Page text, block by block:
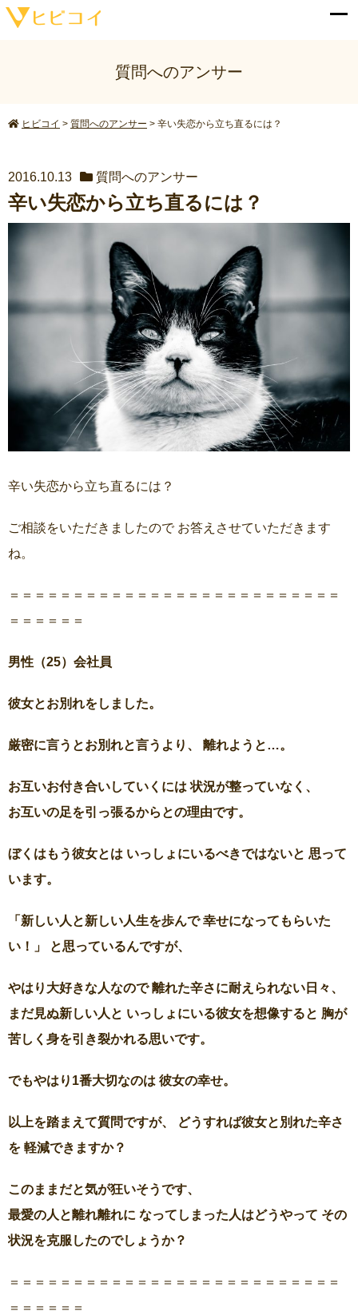
質問へのアンサー
ヒビコイ > 質問へのアンサー > 辛い失恋から立ち直るには？
2016.10.13 質問へのアンサー
辛い失恋から立ち直るには？
辛い失恋から立ち直るには？
ご相談をいただきましたので お答えさせていただきます
ね。
＝＝＝＝＝＝＝＝＝＝＝＝＝＝＝＝＝＝＝＝＝＝＝＝＝＝
＝＝＝＝＝＝
男性（25） 会社員
彼女とお別れをしました。
厳密に言うとお別れと言うより、 離れようと…。
お互いお付き合いしていくには 状況が整っていなく、
お互いの足を引っ張るからとの理由です。
ぼくはもう彼女とは いっしょにいるべきではないと 思って
います。
「新しい人と新しい人生を歩んで 幸せになってもらいた
い！」 と思っているんですが、
やはり大好きな人なので 離れた辛さに耐えられない日々、
まだ見ぬ新しい人と いっしょにいる彼女を想像すると 胸が
苦しく身を引き裂かれる思いです。
でもやはり1番大切なのは 彼女の幸せ。
以上を踏まえて質問ですが、 どうすれば彼女と別れた辛さ
を 軽減できますか？
このままだと気が狂いそうです、
最愛の人と離れ離れに なってしまった人はどうやって その
状況を克服したのでしょうか？
＝＝＝＝＝＝＝＝＝＝＝＝＝＝＝＝＝＝＝＝＝＝＝＝＝＝
＝＝＝＝＝＝